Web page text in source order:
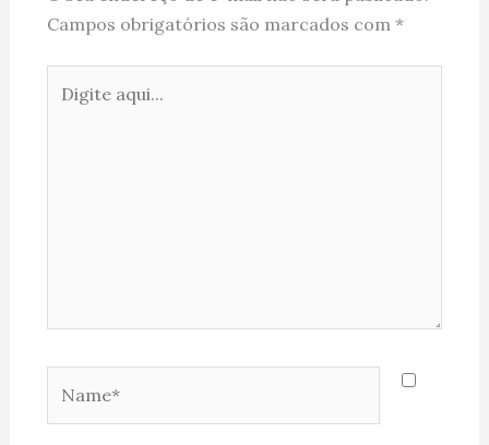
Campos obrigatórios são marcados com *
aqui...